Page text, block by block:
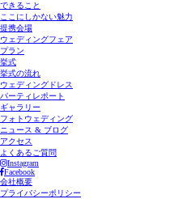
できること
ここにしかない魅力
提携会場
ウェディングフェア
プラン
挙式
挙式の流れ
ウェディングドレス
パーティレポート
ギャラリー
フォトウェディング
ニュース & ブログ
アクセス
よくあるご質問
Instagram
Facebook
会社概要
プライバシーポリシー